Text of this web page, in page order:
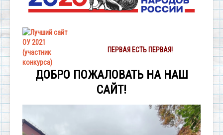
ПЕРВАЯ ЕСТЬ ПЕРВАЯ!
ДОБРО ПОЖАЛОВАТЬ НА НАШ
САЙТ!